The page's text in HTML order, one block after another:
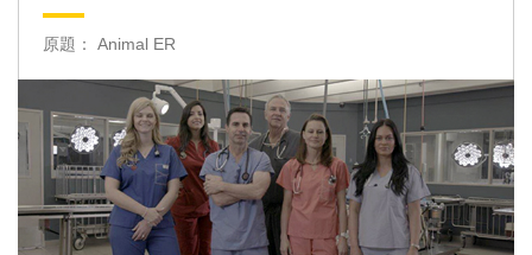
原題： Animal ER